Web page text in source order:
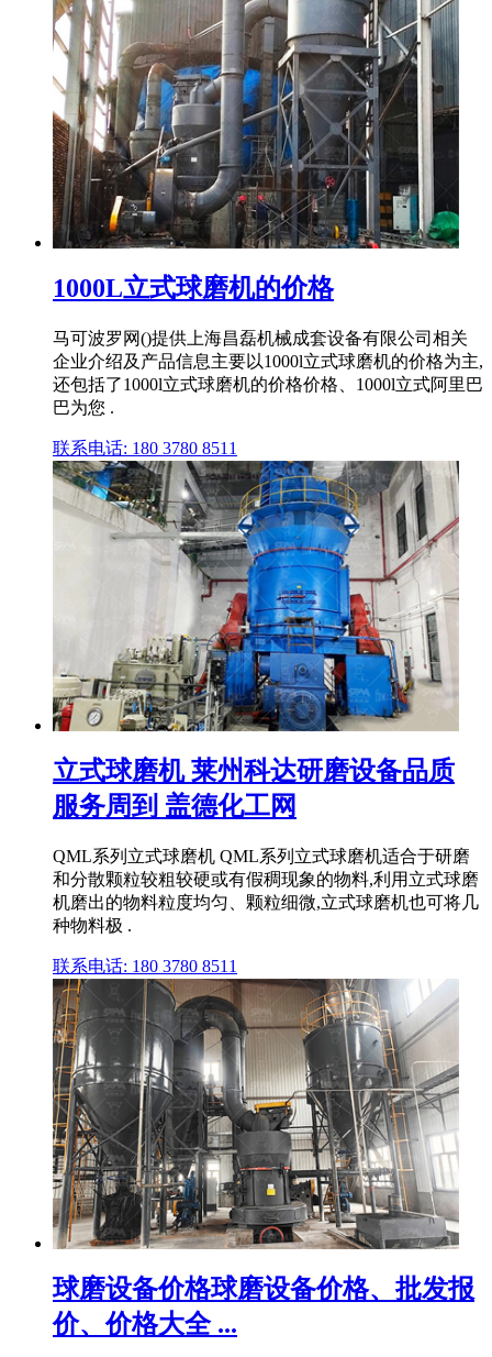
1000L立式球磨机的价格
马可波罗网()提供上海昌磊机械成套设备有限公司相关
企业介绍及产品信息主要以1000l立式球磨机的价格为主,
还包括了1000l立式球磨机的价格价格、1000l立式阿里巴
巴为您 .
联系电话: 180 3780 8511
立式球磨机 莱州科达研磨设备品质
服务周到 盖德化工网
QML系列立式球磨机 QML系列立式球磨机适合于研磨
和分散颗粒较粗较硬或有假稠现象的物料,利用立式球磨
机磨出的物料粒度均匀、颗粒细微,立式球磨机也可将几
种物料极 .
联系电话: 180 3780 8511
球磨设备价格球磨设备价格、批发报
价、价格大全 ...